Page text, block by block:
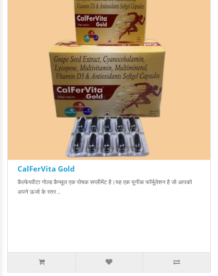
CalFerVita Gold
कैल्फेरवीटा गोल्ड कैप्सूल एक पोषक सप्लीमेंट है।यह एक यूनीक फॉर्मूलेशन है जो आपको
अपने ऊर्जा के स्तर ..